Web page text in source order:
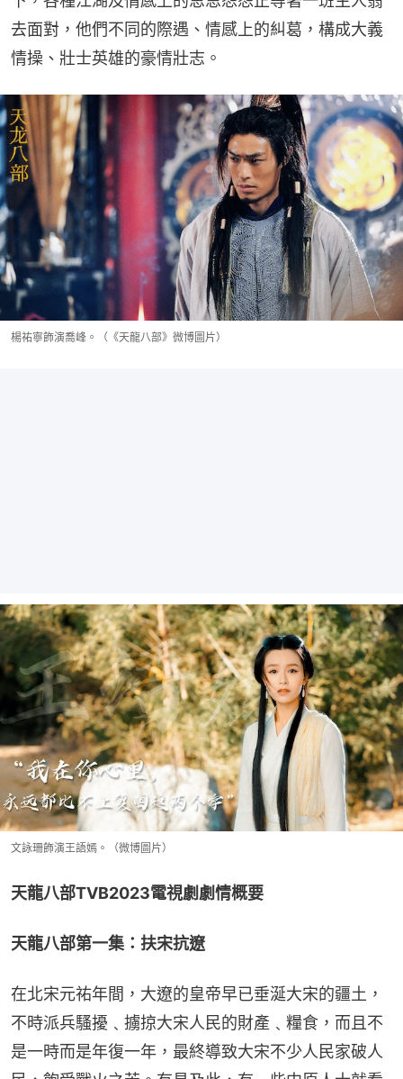
去面對，他們不同的際遇、情感上的糾葛，構成大義
情操、壯士英雄的豪情壯志。
楊祐寧飾演喬峰。（《天龍八部》微博圖片）
文詠珊飾演王語嫣。（微博圖片）
天龍八部TVB2023電視劇劇情概要
天龍八部第一集：扶宋抗遼
在北宋元祐年間，大遼的皇帝早已垂涎大宋的疆土，
不時派兵騷擾﹑擄掠大宋人民的財產﹑糧食，而且不
是一時而是年復一年，最終導致大宋不少人民家破人